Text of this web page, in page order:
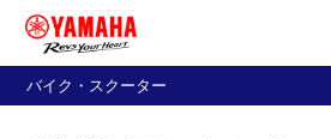
バイク・スクーター